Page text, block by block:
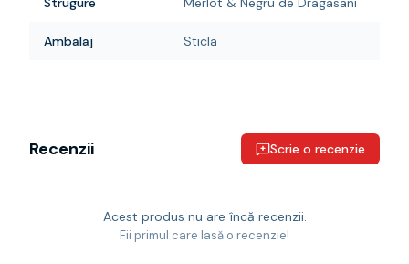
Ambalaj Sticla
Recenzii Scrie o recenzie
Acest produs nu are încă recenzii.
Fii primul care lasă o recenzie!